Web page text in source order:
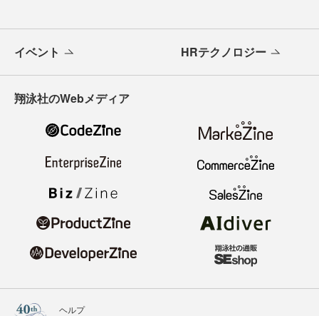
イベント HRテクノロジー
翔泳社のWebメディア
ヘルプ